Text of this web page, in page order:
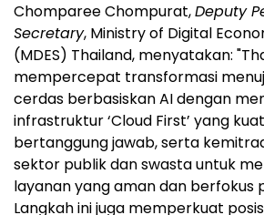
Chomparee Chompurat,Deputy
Secretary, Ministry of Digital
(MDES) Thailand, menyatakan:
mempercepat transformasi
cerdas berbasiskan AI dengan
infrastruktur ‘Cloud First’ yang
bertanggung jawab, serta
sektor publik dan swasta untuk
layanan yang aman dan berfokus
Langkah ini juga memperkuat